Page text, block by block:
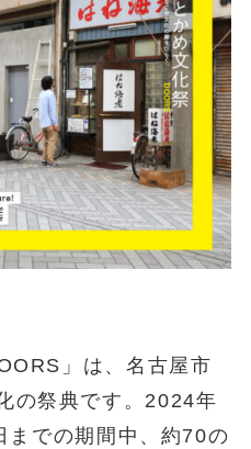
」は、名古屋市
の祭典です。2024年
での期間中、約70の